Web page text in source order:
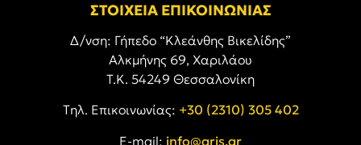
ΣΤΟΙΧΕΙΑ ΕΠΙΚΟΙΝΩΝΙΑΣ
Δ/νση: Γήπεδο “Κλεάνθης Βικελίδης”
Αλκμήνης 69, Χαριλάου
Τ.Κ. 54249 Θεσσαλονίκη
Tηλ. Επικοινωνίας: +30 (2310) 305 402
E-mail: info@aris.gr